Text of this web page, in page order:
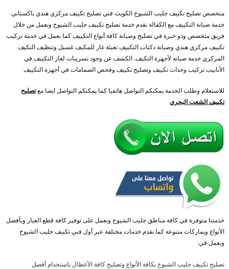
متخصص تصليح تكييف جليب الشيوخ الكويت فني تصليح تكييف مركزي هندي باكستاني
خدمة صيانة التكييف مع الكفالة نقدم خدمة تصليح تكييف جليب الشيوخ ونعمل من خلال
فريق متخصص وذو خبرة في تصليح وصيانة كافة أنواع التكييف كما نعمل في خدمة تركيب
تكييف مركزي هندي وصيانة دكتات التكييف تعبئة غاز للمكيف غسيل وتنظيف التكيف
المركزي خدمة صيانة لأجهزة التكيف. الكشف عن وجود تسريبات لغاز التكييف في
الأنابيب تركيب وحدات تكييف وتصليح تكييف وفحص الصمامات في أجهزة التكييف
للاستعلام وطلب الخدمة يمكنكم التواصل هاتفيا كما يمكنكم التواصل ايضا معتصليح
تكييف الشعب البحري
خدمتنا متوفرة في كافة مناطق جليب الشيوخ ونعمل على توفير كافة قطع الغيار وبأفضل
الأنواع وبماركات متنوعة كما نقدم خدمات مختلفة عبر أول فني تكييف جليب الشيوخ
ونعمل في:
تصليح تكييف جليب الشيوخ بكافة الأنواع وتصليح كافة الأعطال باستخدام أفضل